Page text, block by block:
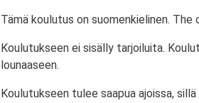
Tämä koulutus on suomenkielinen. The
Koulutukseen ei sisälly tarjoiluita.
lounaaseen.
Koulutukseen tulee saapua ajoissa,